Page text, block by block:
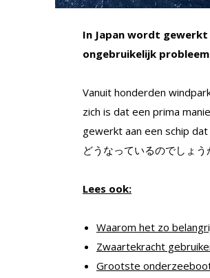
In Japan wordt gewerkt
ongebruikelijk
Vanuit honderden
zich is dat een prima
gewerkt aan een schip
どうなっているのでしょ
Lees ook:
Waarom het zo
Zwaartekracht
Grootste